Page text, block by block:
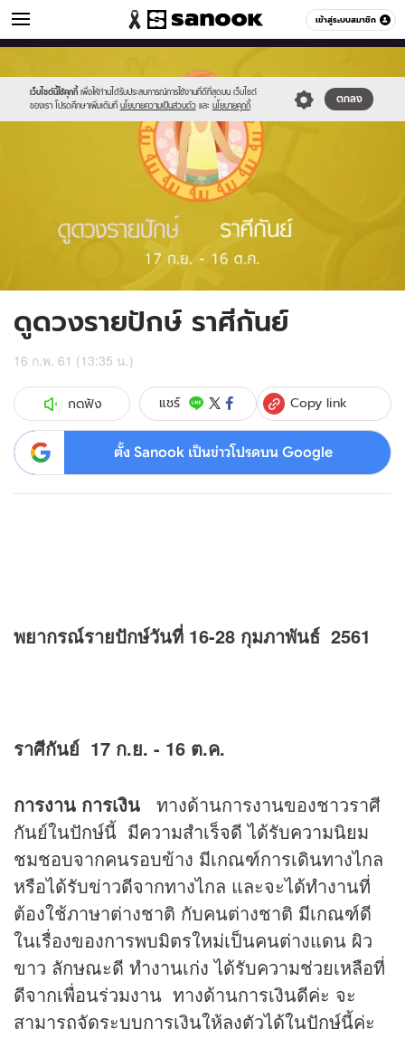
เข้าสู่ระบบสมาชิก
ดูดวง หมวดอื่นๆ
เว็บไซต์นี้ใช้คุกกี้ เพื่อให้ท่านได้รับประสบการณ์การใช้งานที่ดีที่สุดบน เว็บไซต์
ของเรา โปรดศึกษาเพิ่มเติมที่ นโยบายความเป็นส่วนตัว และ นโยบายคุกกี้
ตกลง
new-
sanook.png
ดูดวงรายปักษ์ ราศีกันย์
16 ก.พ. 61 (13:35 น.)
กดฟัง แชร์ Copy link
ตั้ง Sanook เป็นข่าวโปรดบน Google
พยากรณ์รายปักษ์วันที่ 16-28 กุมภาพันธ์ 2561
ราศีกันย์ 17 ก.ย. - 16 ต.ค.
การงาน การเงิน
ทางด้านการงานของชาวราศี
กันย์ในปักษ์นี้ มีความสำเร็จดี ได้รับความนิยม
ชมชอบจากคนรอบข้าง มีเกณฑ์การเดินทางไกล
หรือได้รับข่าวดีจากทางไกล และจะได้ทำงานที่
ต้องใช้ภาษาต่างชาติ กับคนต่างชาติ มีเกณฑ์ดี
ในเรื่องของการพบมิตรใหม่เป็นคนต่างแดน ผิว
ขาว ลักษณะดี ทำงานเก่ง ได้รับความช่วยเหลือที่
ดีจากเพื่อนร่วมงาน ทางด้านการเงินดีค่ะ จะ
สามารถจัดระบบการเงินให้ลงตัวได้ในปักษ์นี้ค่ะ